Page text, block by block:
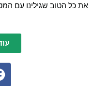
את כל הטוב שגילינו עם